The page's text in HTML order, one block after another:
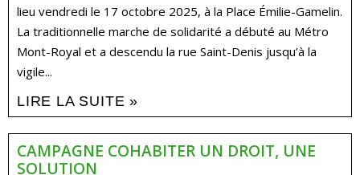
lieu vendredi le 17 octobre 2025, à la Place Émilie-Gamelin.
La traditionnelle marche de solidarité a débuté au Métro
Mont-Royal et a descendu la rue Saint-Denis jusqu’à la
vigile...
LIRE LA SUITE »
CAMPAGNE COHABITER UN DROIT, UNE
SOLUTION